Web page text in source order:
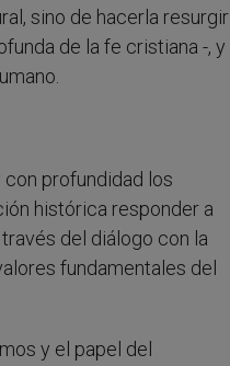
sino de hacerla resurgir
de la fe cristiana -, y
profundidad los
histórica responder a
del diálogo con la
fundamentales del
y el papel del